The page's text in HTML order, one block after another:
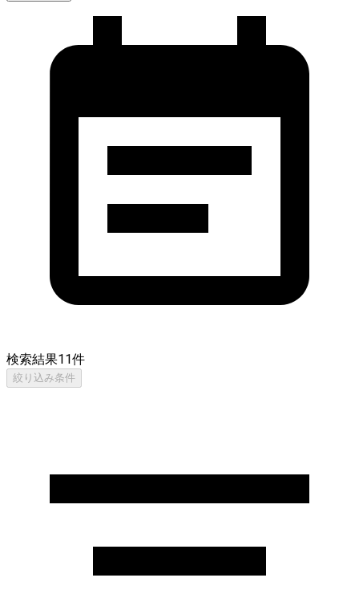
検索結果11件
絞り込み条件